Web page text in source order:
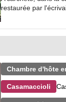
restaurée par
Chambre d'hôte
Casamaccioli